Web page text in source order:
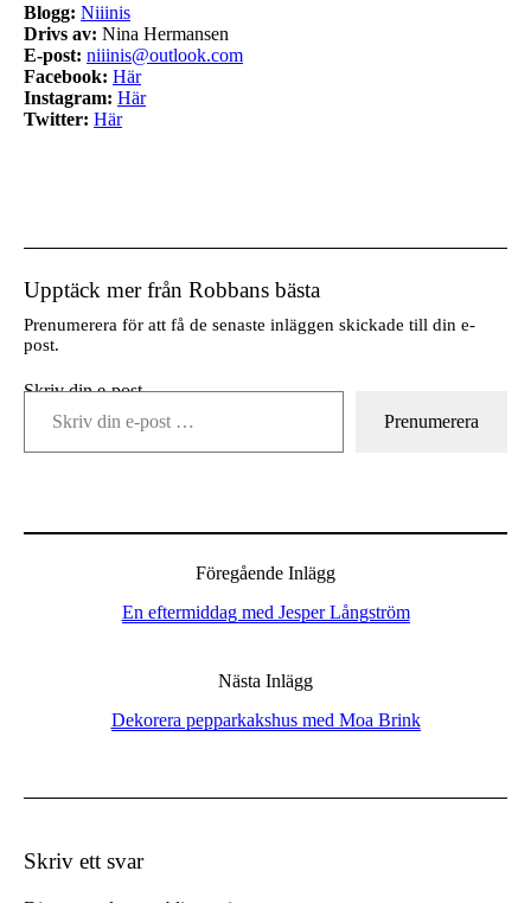
Blogg: Niiinis
Drivs av: Nina Hermansen
E-post: niiinis@outlook.com
Facebook: Här
Instagram: Här
Twitter: Här
Upptäck mer från Robbans bästa
Prenumerera för att få de senaste inläggen skickade till din e-
post.
Skriv din e-post …
Prenumerera
Föregående Inlägg
En eftermiddag med Jesper Långström
Nästa Inlägg
Dekorera pepparkakshus med Moa Brink
Skriv ett svar